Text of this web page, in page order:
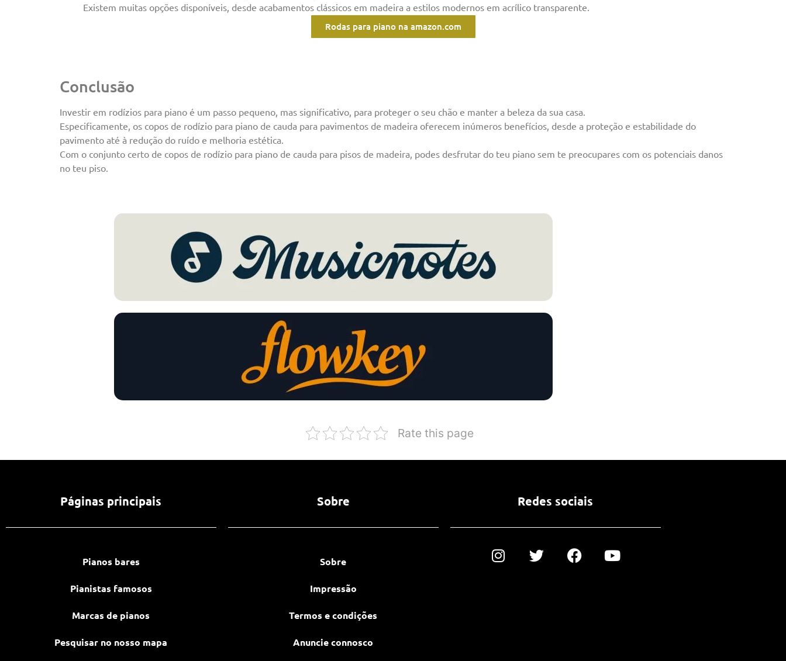
Existem muitas opções disponíveis, desde acabamentos clássicos em madeira a estilos modernos em acrílico transparente.
Rodas para piano na amazon.com
Conclusão
Investir em rodízios para piano é um passo pequeno, mas significativo, para proteger o seu chão e manter a beleza da sua casa.
Especificamente, os copos de rodízio para piano de cauda para pavimentos de madeira oferecem inúmeros benefícios, desde a proteção e estabilidade do
pavimento até à redução do ruído e melhoria estética.
Com o conjunto certo de copos de rodízio para piano de cauda para pisos de madeira, podes desfrutar do teu piano sem te preocupares com os potenciais danos
no teu piso.
Rate this page
Páginas principais
Pianos bares
Pianistas famosos
Marcas de pianos
Pesquisar no nosso mapa
Sobre
Sobre
Impressão
Termos e condições
Anuncie connosco
Redes sociais